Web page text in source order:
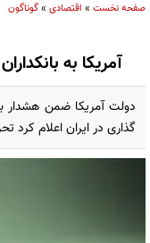
صفحه نخست » اقتصادی »گوناگون
آمریکا به
دولت آمریکا ضمن هشدار
گذاری در ایران اعلام